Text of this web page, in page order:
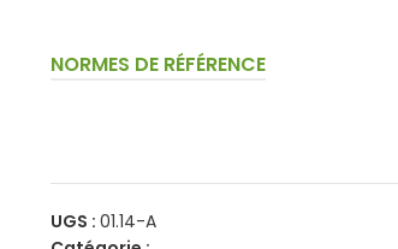
NORMES DE RÉFÉRENCE
UGS : 01.14-A